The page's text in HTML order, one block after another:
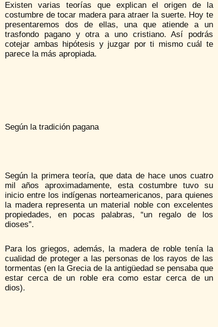
Existen varias teorías que explican el origen de la
costumbre de tocar madera para atraer la suerte. Hoy te
presentaremos dos de ellas, una que atiende a un
trasfondo pagano y otra a uno cristiano. Así podrás
cotejar ambas hipótesis y juzgar por ti mismo cuál te
parece la más apropiada.
Según la tradición pagana
Según la primera teoría, que data de hace unos cuatro
mil años aproximadamente, esta costumbre tuvo su
inicio entre los indígenas norteamericanos, para quienes
la madera representa un material noble con excelentes
propiedades, en pocas palabras, “un regalo de los
dioses”.
Para los griegos, además, la madera de roble tenía la
cualidad de proteger a las personas de los rayos de las
tormentas (en la Grecia de la antigüedad se pensaba que
estar cerca de un roble era como estar cerca de un
dios).